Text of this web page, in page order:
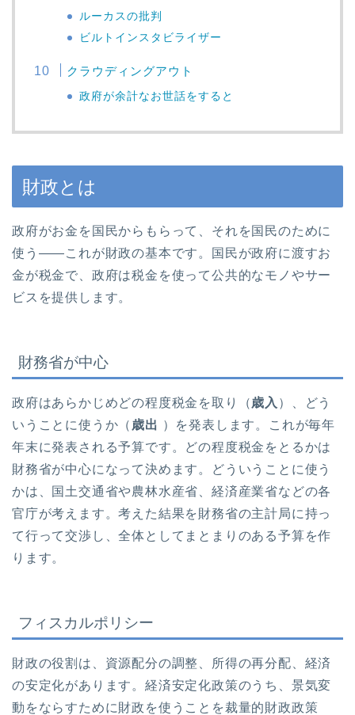
ルーカスの批判
ビルトインスタビライザー
クラウディングアウト
政府が余計なお世話をすると
財政とは
政府がお金を国民からもらって、それを国民のために
使う――これが財政の基本です。国民が政府に渡すお
金が税金で、政府は税金を使って公共的なモノやサー
ビスを提供します。
財務省が中心
政府はあらかじめどの程度税金を取り（歳入 ）、どう
いうことに使うか（ 歳出 ）を発表します。これが毎年
年末に発表される予算です。どの程度税金をとるかは
財務省が中心になって決めます。どういうことに使う
かは、国土交通省や農林水産省、経済産業省などの各
官庁が考えます。考えた結果を財務省の主計局に持っ
て行って交渉し、全体としてまとまりのある予算を作
ります。
フィスカルポリシー
財政の役割は、資源配分の調整、所得の再分配、経済
の安定化があります。経済安定化政策のうち、景気変
動をならすために財政を使うことを裁量的財政政策